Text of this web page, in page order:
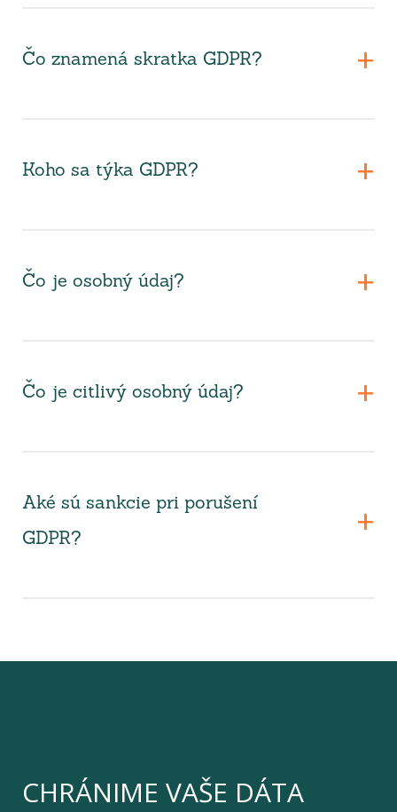
Čo znamená skratka GDPR?
Koho sa týka GDPR?
Čo je osobný údaj?
Čo je citlivý osobný údaj?
Aké sú sankcie pri porušení
GDPR?
CHRÁNIME VAŠE DÁTA